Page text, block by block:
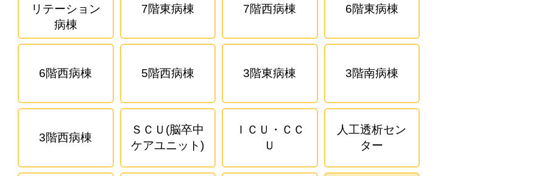
リテーション
病棟
7階東病棟 7階西病棟 6階東病棟
6階西病棟 5階西病棟 3階東病棟 3階南病棟
3階西病棟
ＳＣＵ(脳卒中
ケアユニット)
ＩＣＵ・ＣＣ
Ｕ
人工透析セン
ター